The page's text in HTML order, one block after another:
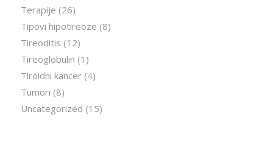
Terapije (26)
Tipovi hipotireoze (8)
Tireoditis (12)
Tireoglobulin (1)
Tiroidni kancer(4)
Tumori (8)
Uncategorized (15)